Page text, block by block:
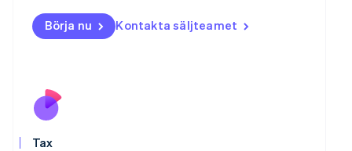
Börja nu Kontakta säljteamet
Tax
Norge
English
English
Portugal